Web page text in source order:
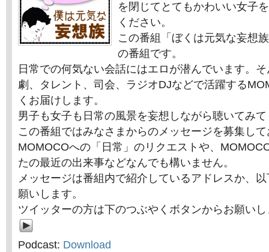
を閉じてとてもかわいい女子
ください。
この番組「ぼくは元気な妄想
の番組です。
日常での何気ない会話にはエロが潜んでいます。
劇、タレント、司会、ラジオDJなどで活躍する
くお届けします。
男子も女子も日常の風景を妄想しながら聴いてみ
この番組ではみなさまからのメッセージを募集し
MOMOCOへの「日常」のリクエストや、
たの最近の出来事などなんでも構いません。
メッセージは番組内で紹介しているアドレスか、
願いします。
ツイッターの方は下のつぶやくボタンからお願い
Podcast: Download